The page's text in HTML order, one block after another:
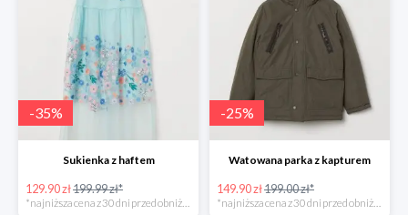
-35%
Sukienka z haftem
129.90 zł199.99 zł*
-25%
Watowana parka z kapturem
149.90 zł199.00 zł*